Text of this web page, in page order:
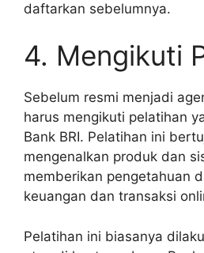
daftarkan sebelumnya.
4. Mengikuti
Sebelum resmi menjadi
harus mengikuti pelatihan
Bank BRI. Pelatihan ini
mengenalkan produk dan
memberikan pengetahuan
keuangan dan transaksi
Pelatihan ini biasanya